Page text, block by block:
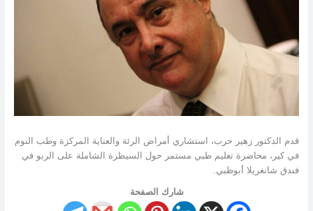
قدم الدكتور زهير حرب، استشاري أمراض الرئة والعناية المركزة وطب النوم
في كير، محاضرة تعليم طبي مستمر حول السيطرة الشاملة على الربو في
فندق شانغريلا أبوظبي.
شارك الصفحة